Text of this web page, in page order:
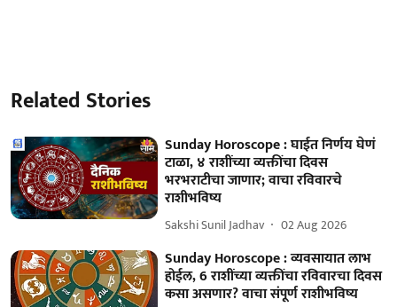
Related Stories
Sunday Horoscope : घाईत निर्णय घेणं
टाळा, ४ राशींच्या व्यक्तींचा दिवस
भरभराटीचा जाणार; वाचा रविवारचे
राशीभविष्य
Sakshi Sunil Jadhav 02 Aug 2026
Sunday Horoscope : व्यवसायात लाभ
होईल, 6 राशींच्या व्यक्तींचा रविवारचा दिवस
कसा असणार? वाचा संपूर्ण राशीभविष्य